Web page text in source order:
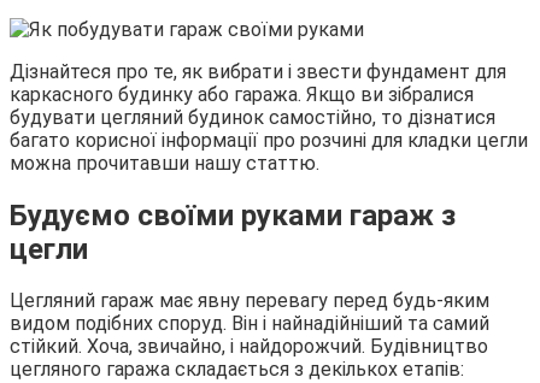
Дізнайтеся про те, як вибрати і звести фундамент для
каркасного будинку або гаража. Якщо ви зібралися
будувати цегляний будинок самостійно, то дізнатися
багато корисної інформації про розчині для кладки цегли
можна прочитавши нашу статтю.
Будуємо своїми руками гараж з
цегли
Цегляний гараж має явну перевагу перед будь-яким
видом подібних споруд. Він і найнадійніший та самий
стійкий. Хоча, звичайно, і найдорожчий. Будівництво
цегляного гаража складається з декількох етапів: